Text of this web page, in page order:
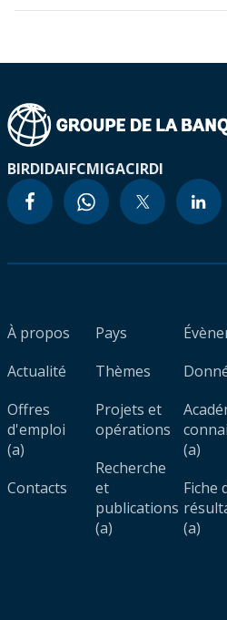
BIRDIDAIFCMIGACIRDI
À propos
Actualité
Offres
d'emploi
(a)
Contacts
Pays
Thèmes
Projets et
opérations
Recherche
et
publications
(a)
(a)
Fiche
(a)